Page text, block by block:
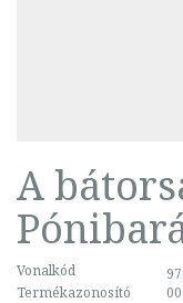
A
Vonalkód
Termékazonosító